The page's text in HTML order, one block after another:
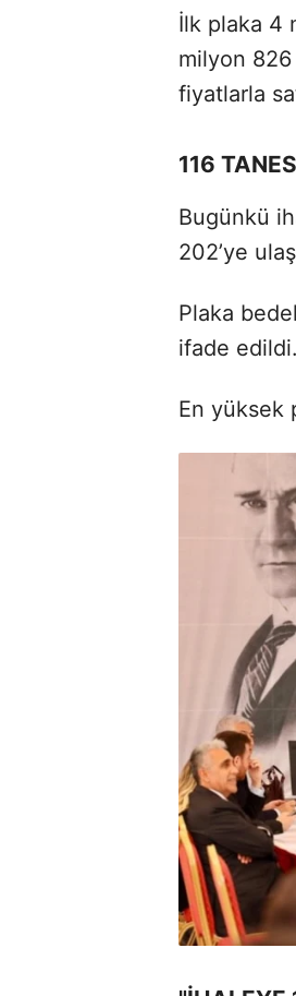
İlk plaka 4
milyon 826
fiyatlarla
116
Bugünkü
202’ye
Plaka
ifade edildi.
En yüksek